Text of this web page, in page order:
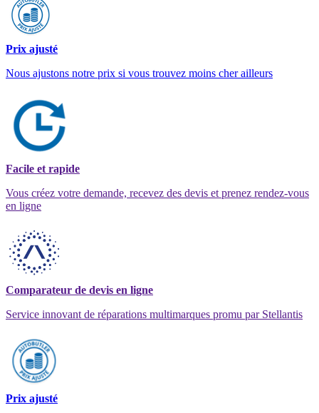
Prix ajusté
Nous ajustons notre prix si vous trouvez moins cher ailleurs
Facile et rapide
Vous créez votre demande, recevez des devis et prenez rendez-vous
en ligne
Comparateur de devis en ligne
Service innovant de réparations multimarques promu par Stellantis
Prix ajusté